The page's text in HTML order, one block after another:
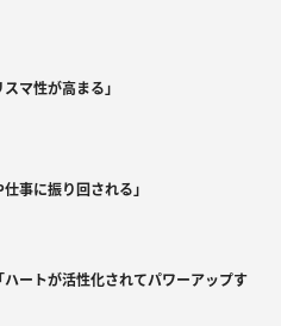
マ性が高まる」
事に振り回される」
ートが活性化されてパワーアップす